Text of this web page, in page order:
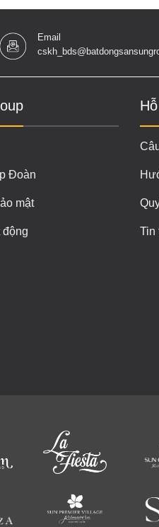
Email
Đoàn
mật
động Tin